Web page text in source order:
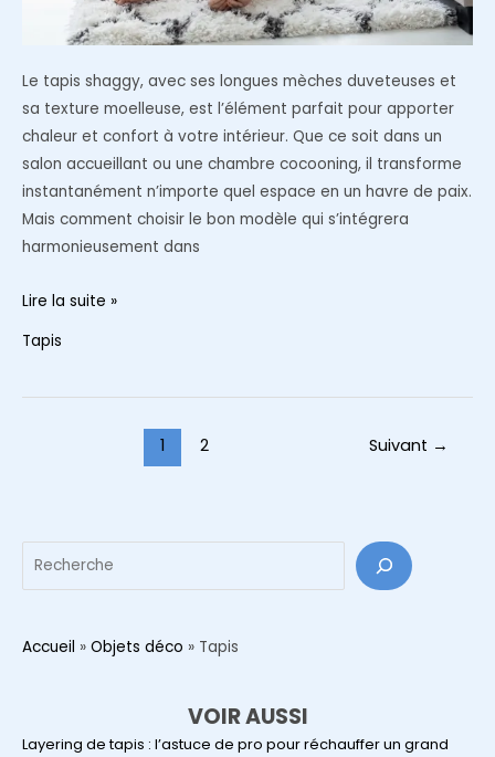
Le tapis shaggy, avec ses longues mèches duveteuses et
sa texture moelleuse, est l’élément parfait pour apporter
chaleur et confort à votre intérieur. Que ce soit dans un
salon accueillant ou une chambre cocooning, il transforme
instantanément n’importe quel espace en un havre de paix.
Mais comment choisir le bon modèle qui s’intégrera
harmonieusement dans
Comment
intérieur
Lire la suite »
Tapis
1 2 Suivant →
Accueil » Objets déco » Tapis
VOIR AUSSI
Layering de tapis : l’astuce de pro pour réchauffer un grand